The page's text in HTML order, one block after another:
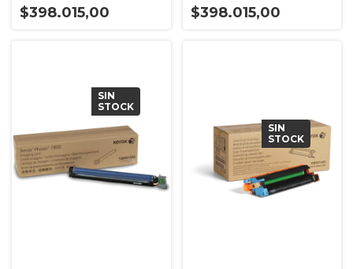
$398.015,00 $398.015,00
SIN
STOCK
SIN
STOCK